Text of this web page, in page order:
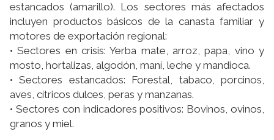
estancados (amarillo). Los sectores más afectados
incluyen productos básicos de la canasta familiar y
motores de exportación regional:
• Sectores en crisis: Yerba mate, arroz, papa, vino y
mosto, hortalizas, algodón, maní, leche y mandioca.
• Sectores estancados: Forestal, tabaco, porcinos,
aves, cítricos dulces, peras y manzanas.
• Sectores con indicadores positivos: Bovinos, ovinos,
granos y miel.